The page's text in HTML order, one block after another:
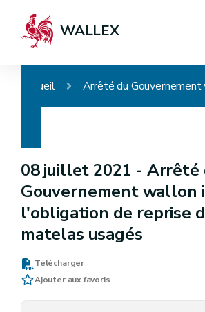
WALLEX
Accueil
08 juillet 2021 - Arrêté
Gouvernement wallon
l'obligation de reprise
matelas usagés
Télécharger
Ajouter aux favoris